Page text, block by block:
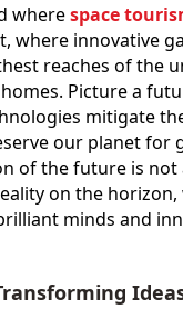
wherespace
where innovative
reaches of the
Picture a
mitigate
our planet for
of the future is
on the
minds and